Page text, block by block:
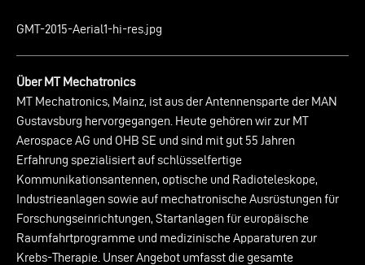
GMT-2015-Aerial1-hi-res.jpg
Über MT Mechatronics
MT Mechatronics, Mainz, ist aus der Antennensparte der MAN
Gustavsburg hervorgegangen. Heute gehören wir zur MT
Aerospace AG und OHB SE und sind mit gut 55 Jahren
Erfahrung spezialisiert auf schlüsselfertige
Kommunikationsantennen, optische und Radioteleskope,
Industrieanlagen sowie auf mechatronische Ausrüstungen für
Forschungseinrichtungen, Startanlagen für europäische
Raumfahrtprogramme und medizinische Apparaturen zur
Krebs-Therapie. Unser Angebot umfasst die gesamte